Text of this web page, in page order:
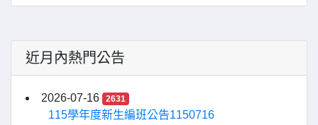
近月內熱門公告
2026-07-16 2631
115學年度新生編班公告1150716